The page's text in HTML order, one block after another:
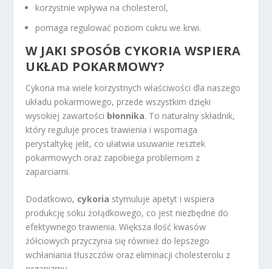
korzystnie wpływa na cholesterol,
pomaga regulować poziom cukru we krwi.
W JAKI SPOSÓB CYKORIA WSPIERA
UKŁAD POKARMOWY?
Cykoria ma wiele korzystnych właściwości dla naszego
układu pokarmowego, przede wszystkim dzięki
wysokiej zawartości błonnika. To naturalny składnik,
który reguluje proces trawienia i wspomaga
perystaltykę jelit, co ułatwia usuwanie resztek
pokarmowych oraz zapobiega problemom z
zaparciami.
Dodatkowo, cykoria stymuluje apetyt i wspiera
produkcję soku żołądkowego, co jest niezbędne do
efektywnego trawienia. Większa ilość kwasów
żółciowych przyczynia się również do lepszego
wchłaniania tłuszczów oraz eliminacji cholesterolu z